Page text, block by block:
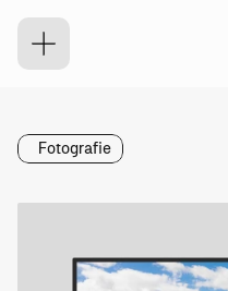
Idyll
Fotografie
Dynamischer Wallpaper